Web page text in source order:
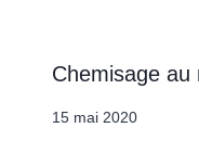
Chemisage au
15 mai 2020